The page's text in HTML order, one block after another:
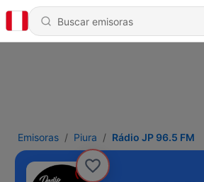
Emisoras Piura Rádio JP 96.5 FM